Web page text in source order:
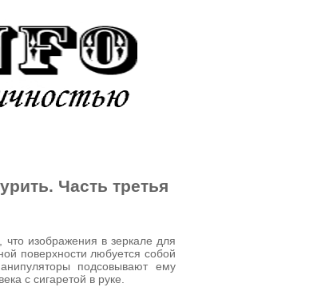
Часть третья
изображения в зеркале для
поверхности любуется собой
подсовывают ему
с сигаретой в руке.